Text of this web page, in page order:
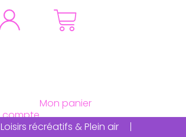
Loisirs récréatifs & Plein air